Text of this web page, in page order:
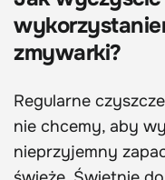
zmywarki?
Regularne
nie chcemy, aby
nieprzyjemny